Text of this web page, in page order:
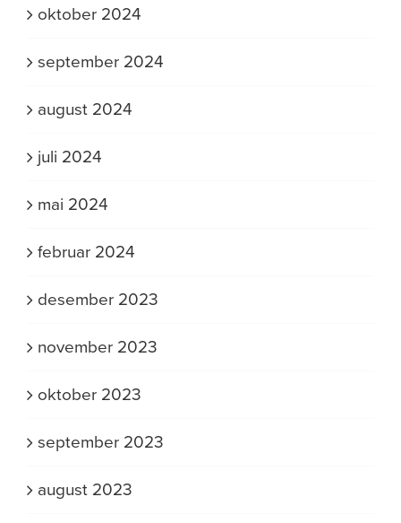
oktober 2024
september 2024
august 2024
juli 2024
mai 2024
februar 2024
desember 2023
november 2023
oktober 2023
september 2023
august 2023